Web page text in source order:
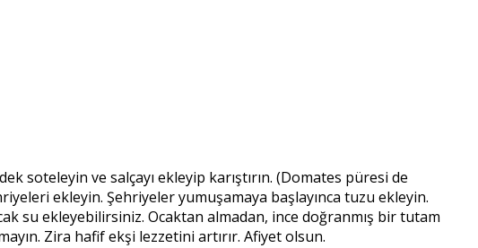
soteleyin ve salçayı ekleyip karıştırın. (Domates püresi de
ekleyin. Şehriyeler yumuşamaya başlayınca tuzu ekleyin.
su ekleyebilirsiniz. Ocaktan almadan, ince doğranmış bir tutam
Zira hafif ekşi lezzetini artırır. Afiyet olsun.